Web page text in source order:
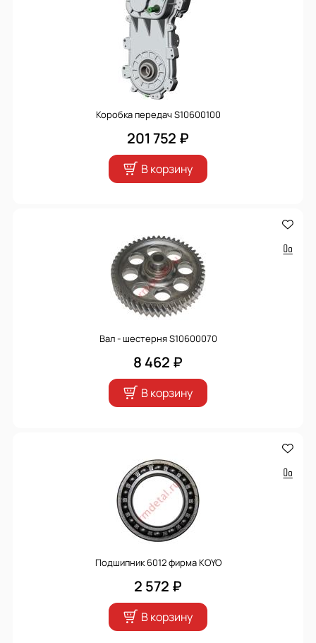
Коробка передач S10600100
201 752 ₽
В корзину
Вал - шестерня S10600070
8 462 ₽
В корзину
Подшипник 6012 фирма KOYO
2 572 ₽
В корзину